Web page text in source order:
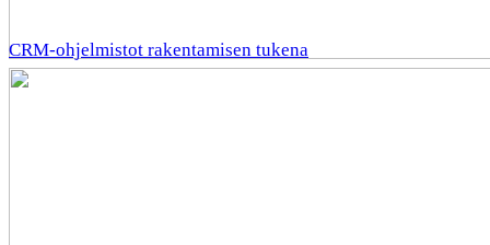
CRM-ohjelmistot rakentamisen tukena